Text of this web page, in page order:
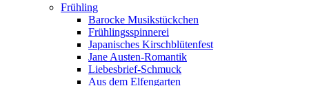
Frühling
Barocke Musikstückchen
Frühlingsspinnerei
Japanisches Kirschblütenfest
Jane Austen-Romantik
Liebesbrief-Schmuck
Aus dem Elfengarten